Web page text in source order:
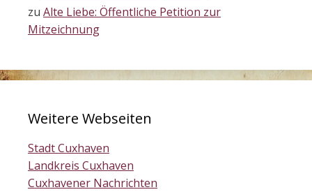
zu Alte Liebe: Öffentliche Petition zur
Mitzeichnung
Weitere Webseiten
Stadt Cuxhaven
Landkreis Cuxhaven
Cuxhavener Nachrichten